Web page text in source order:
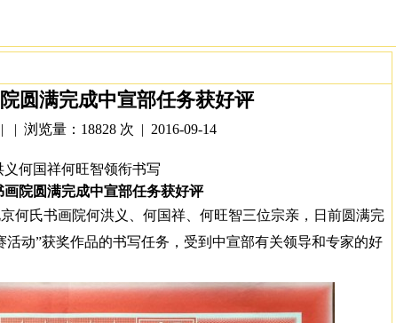
圆满完成中宣部任务获好评
| | 浏览量：18828 次 | 2016-09-14
义何国祥何旺智领衔书写
画院圆满完成中宣部任务获好评
何氏书画院何洪义、何国祥、何旺智三位宗亲，日前圆满完
活动”获奖作品的书写任务，受到中宣部有关领导和专家的好